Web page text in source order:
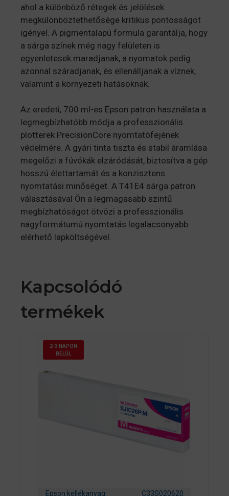
ahol a különböző rétegek és jelölések
megkülönböztethetősége kritikus pontosságot
igényel. A pigmentalapú formula garantálja, hogy
a sárga színek még nagy felületen is
egyenletesek maradjanak, a nyomatok pedig
azonnal száradjanak, és ellenálljanak a víznek,
valamint a környezeti hatásoknak.
Az eredeti, 700 ml-es Epson patron használata a
legmegbízhatóbb módja a professzionális
plotterek PrecisionCore nyomtatófejének
védelmére. A gyári tinta tiszta és stabil áramlása
megelőzi a fúvókák elzáródását, biztosítva a gép
hosszú élettartamát és a konzisztens
nyomtatási minőséget. A T41E4 sárga patron
választásával Ön a legmagasabb szintű
megbízhatóságot ötvözi a professzionális
nagyformátumú nyomtatás legalacsonyabb
elérhető lapköltségével.
Kapcsolódó
termékek
2-3 NAPON
BELÜL
Epson kellékanyag C33S020620